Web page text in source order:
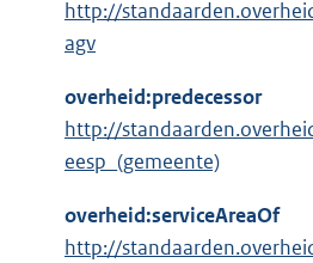
http://
agv
overheid:predecessor
http://
eesp_(gemeente)
overheid:serviceAreaOf
http://